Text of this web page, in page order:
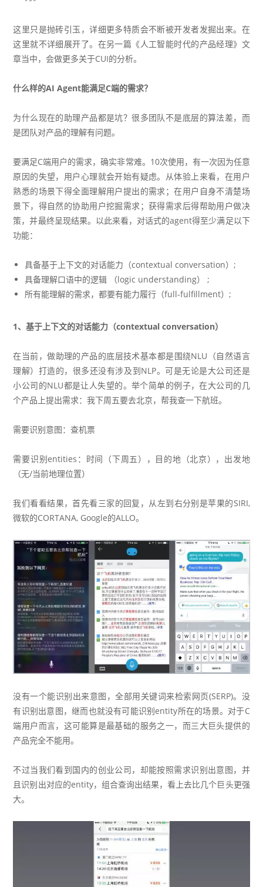
这里只是抛砖引玉，详细更多特质会不断被开发者发掘出来。在
这里就不详细展开了。在另一篇《人工智能时代的产品经理》文
章当中，会做更多关于CUI的分析。
什么样的AI Agent能满足C端的需求？
为什么现在的助理产品都是坑？很多团队不是底层的算法差，而
是团队对产品的理解有问题。
要满足C端用户的需求，确实非常难。10次使用，有一次因为任意
原因的失望，用户心理就会开始有疑虑。从体验上来看，在用户
熟悉的场景下得全面理解用户提出的需求；在用户自身不清楚场
景下，得自然的协助用户挖掘需求；获得需求后得帮助用户做决
策，并最终呈现结果。以此来看，对话式的agent得至少满足以下
功能：
具备基于上下文的对话能力（contextual conversation）;
具备理解口语中的逻辑 （logic understanding） ;
所有能理解的需求，都要有能力履行（full-fulfillment）;
1、基于上下文的对话能力（contextual conversation）
在当前，做助理的产品的底层技术基本都是围绕NLU（自然语言
理解）打造的，很多还没有涉及到NLP。可是无论是大公司还是
小公司的NLU都是让人失望的。举个简单的例子，在大公司的几
个产品上提出需求：我下周五要去北京，帮我查一下航班。
需要识别意图：查机票
需要识别entities：时间（下周五），目的地（北京），出发地
（无/当前地理位置）
我们看看结果，首先看三家的回复，从左到右分别是苹果的SIRI,
微软的CORTANA, Google的ALLO。
没有一个能识别出来意图，全部用关键词来检索网页(SERP)。没
有识别出意图，继而也就没有可能识别entity所在的场景。对于C
端用户而言，这可能算是最基础的服务之一，而三大巨头提供的
产品完全不能用。
不过当我们看到国内的创业公司，却能按照需求识别出意图，并
且识别出对应的entity，组合查询出结果，看上去比几个巨头更强
大。